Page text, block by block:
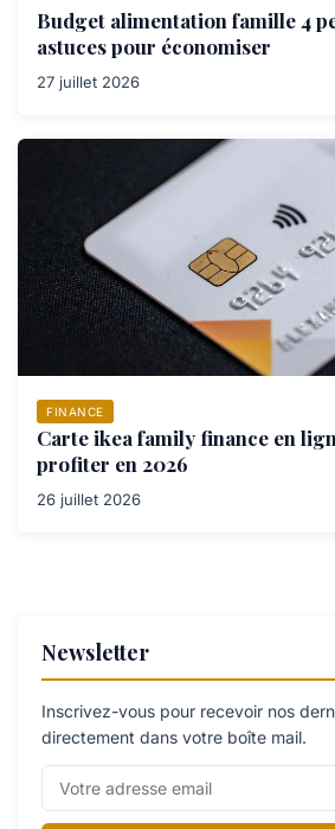
Budget alimentation famille 4
astuces pour économiser
27 juillet 2026
FINANCE
Carte ikea family finance en
profiter en 2026
26 juillet 2026
Newsletter
Inscrivez-vous pour recevoir nos
directement dans votre boîte mail.